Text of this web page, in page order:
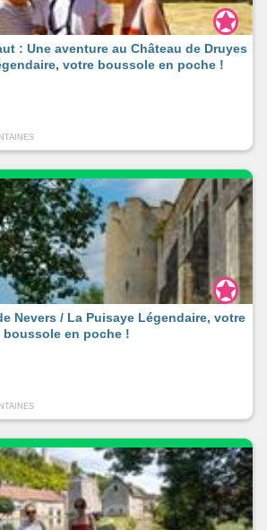
: Une aventure au Château de Druyes
votre boussole en poche !
Nevers / La Puisaye Légendaire, votre
boussole en poche !